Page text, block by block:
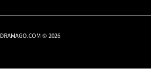
DRAMAGO.COM © 2026